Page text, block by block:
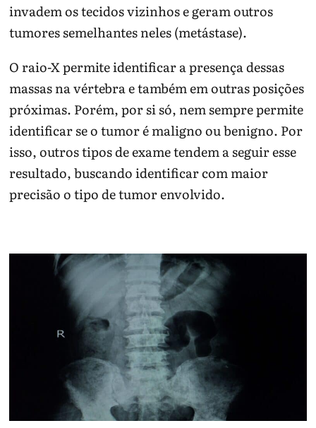
invadem os tecidos vizinhos e geram outros
tumores semelhantes neles (metástase).
O raio-X permite identificar a presença dessas
massas na vértebra e também em outras posições
próximas. Porém, por si só, nem sempre permite
identificar se o tumor é maligno ou benigno. Por
isso, outros tipos de exame tendem a seguir esse
resultado, buscando identificar com maior
precisão o tipo de tumor envolvido.